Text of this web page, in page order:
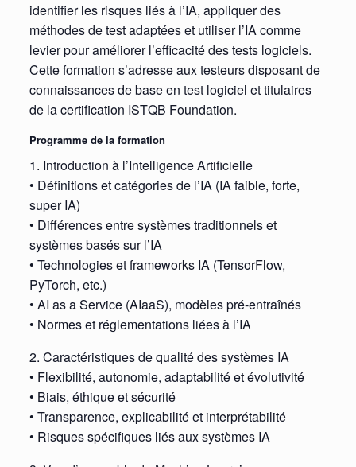
identifier les risques liés à l’IA, appliquer des
méthodes de test adaptées et utiliser l’IA comme
levier pour améliorer l’efficacité des tests logiciels.
Cette formation s’adresse aux testeurs disposant de
connaissances de base en test logiciel et titulaires
de la certification ISTQB Foundation.
Programme de la formation
1. Introduction à l’Intelligence Artificielle
• Définitions et catégories de l’IA (IA faible, forte,
super IA)
• Différences entre systèmes traditionnels et
systèmes basés sur l’IA
• Technologies et frameworks IA (TensorFlow,
PyTorch, etc.)
• AI as a Service (AIaaS), modèles pré-entraînés
• Normes et réglementations liées à l’IA
2. Caractéristiques de qualité des systèmes IA
• Flexibilité, autonomie, adaptabilité et évolutivité
• Biais, éthique et sécurité
• Transparence, explicabilité et interprétabilité
• Risques spécifiques liés aux systèmes IA